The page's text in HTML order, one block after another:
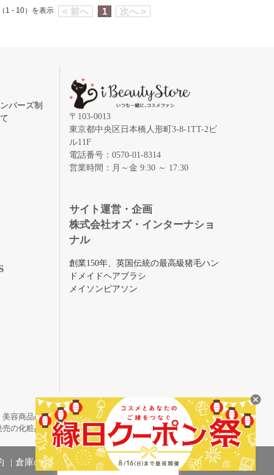
< 前へ 1 次へ >
1 - 10）を表示
バーズ制
〒103-0013
東京都中央区日本橋人形町3-8-1TT-2ビ
ル11F
電話番号：0570-01-8314
営業時間：月～金 9:30 ～ 17:30
サイト運営・企画
株式会社オズ・インターナショ
ナル
創業150年、英国伝統の最高級猪毛ハン
ドメイドヘアブラシ
メイソンピアソン
容商品の通販サイトです。
の化粧品も取り揃えています。
倉庫の管理体制